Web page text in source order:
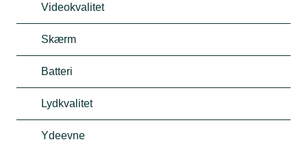
Videokvalitet
Skærm
Batteri
Lydkvalitet
Ydeevne